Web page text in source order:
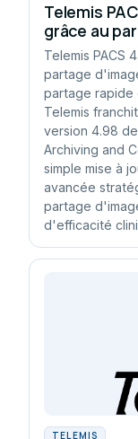
Telemis
grâce au
Telemis PACS
partage
partage rapide
Telemis
version 4.98
Archiving and
simple mise à
avancée
partage
d'efficacité
TELEMIS